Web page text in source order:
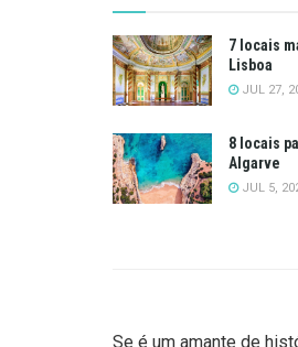
7 locais
Lisboa
JUL 27,
8 locais
Algarve
JUL 5,
Se é um amante de